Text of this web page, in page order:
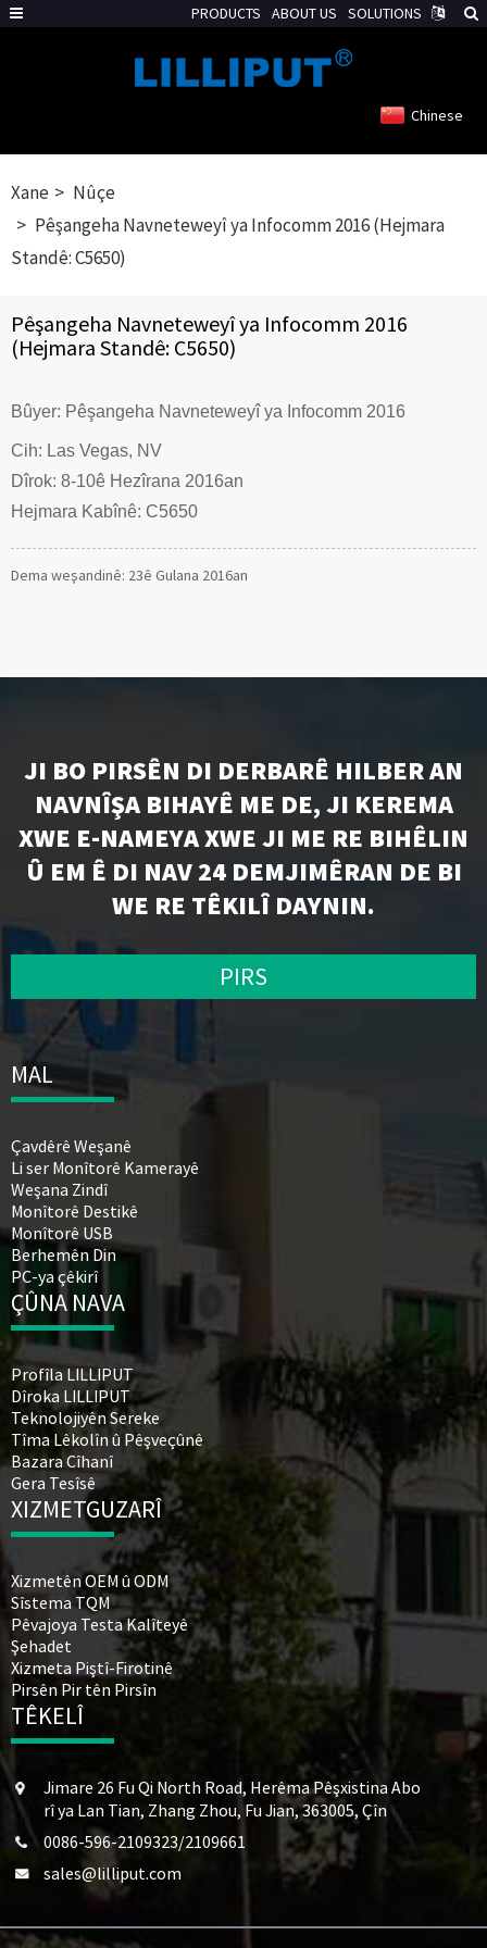
Chinese
Xane
Nûçe
Pêşangeha Navneteweyî ya Infocomm 2016 (Hejmara
Standê: C5650)
Pêşangeha Navneteweyî ya Infocomm 2016
(Hejmara Standê: C5650)
Bûyer: Pêşangeha Navneteweyî ya Infocomm 2016
Cih: Las Vegas, NV
Dîrok: 8-10ê Hezîrana 2016an
Hejmara Kabînê: C5650
Dema weşandinê: 23ê Gulana 2016an
JI BO PIRSÊN DI DERBARÊ HILBER AN
NAVNÎŞA BIHAYÊ ME DE, JI KEREMA
XWE E-NAMEYA XWE JI ME RE BIHÊLIN
Û EM Ê DI NAV 24 DEMJIMÊRAN DE BI
WE RE TÊKILÎ DAYNIN.
PIRS
MAL
Çavdêrê Weşanê
Li ser Monîtorê Kamerayê
Weşana Zindî
Monîtorê Destikê
Monîtorê USB
Berhemên Din
PC-ya çêkirî
ÇÛNA NAVA
Profîla LILLIPUT
Dîroka LILLIPUT
Teknolojiyên Sereke
Tîma Lêkolîn û Pêşveçûnê
Bazara Cîhanî
Gera Tesîsê
XIZMETGUZARÎ
Xizmetên OEM û ODM
Sîstema TQM
Pêvajoya Testa Kalîteyê
Şehadet
Xizmeta Piştî-Firotinê
Pirsên Pir tên Pirsîn
TÊKELÎ
Jimare 26 Fu Qi North Road, Herêma Pêşxistina Abo
rî ya Lan Tian, ​​Zhang Zhou, Fu Jian, 363005, Çîn
0086-596-2109323/2109661
sales@lilliput.com
PRODUCTS ABOUT US SOLUTIONS